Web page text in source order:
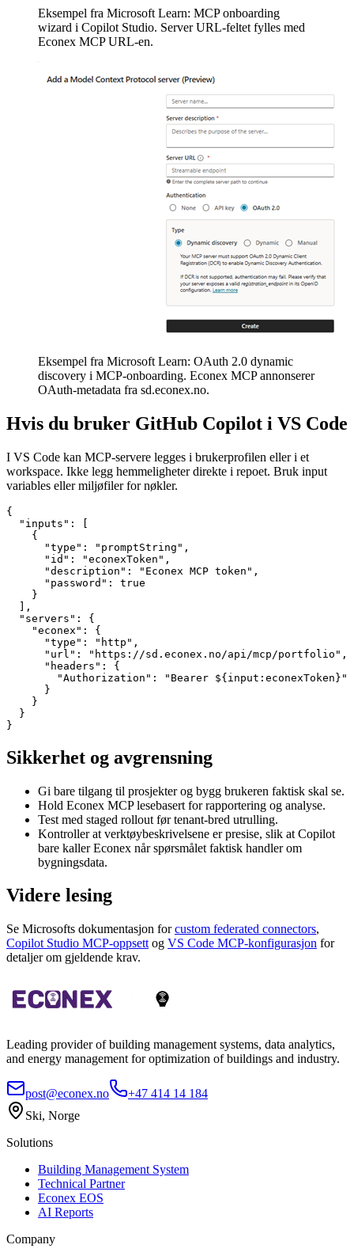
Eksempel fra Microsoft Learn: MCP onboarding
wizard i Copilot Studio. Server URL-feltet fylles med
Econex MCP URL-en.
Eksempel fra Microsoft Learn: OAuth 2.0 dynamic
discovery i MCP-onboarding. Econex MCP annonserer
OAuth-metadata fra sd.econex.no.
Hvis du bruker GitHub Copilot i VS Code
I VS Code kan MCP-servere legges i brukerprofilen eller i et
workspace. Ikke legg hemmeligheter direkte i repoet. Bruk input
variables eller miljøfiler for nøkler.
{
  "inputs": [
    {
      "type": "promptString",
      "id": "econexToken",
      "description": "Econex MCP token",
      "password": true
    }
  ],
  "servers": {
    "econex": {
      "type": "http",
      "url": "https://sd.econex.no/api/mcp/portfolio",
      "headers": {
        "Authorization": "Bearer ${input:econexToken}"
      }
    }
  }
}
Sikkerhet og avgrensning
Gi bare tilgang til prosjekter og bygg brukeren faktisk skal se.
Hold Econex MCP lesebasert for rapportering og analyse.
Test med staged rollout før tenant-bred utrulling.
Kontroller at verktøybeskrivelsene er presise, slik at Copilot
bare kaller Econex når spørsmålet faktisk handler om
bygningsdata.
Videre lesing
Se Microsofts dokumentasjon forcustom federated connectors,
Copilot Studio MCP-oppsett og VS Code MCP-konfigurasjon for
detaljer om gjeldende krav.
Leading provider of building management systems, data analytics,
and energy management for optimization of buildings and industry.
post@econex.no
+47 414 14 184
Ski, Norge
Solutions
Building Management System
Technical Partner
Econex EOS
AI Reports
Company